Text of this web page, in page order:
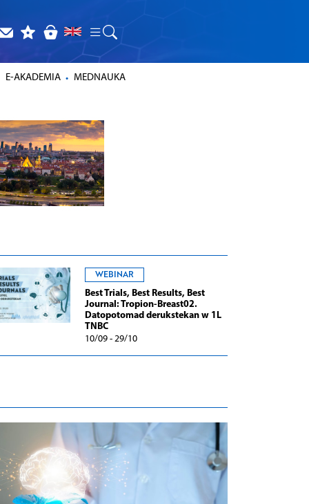
E-AKADEMIA MEDNAUKA
WEBINAR
Best Trials, Best Results, Best
Journal: Tropion-Breast02.
Datopotomad derukstekan w 1L
TNBC
10/09 - 29/10